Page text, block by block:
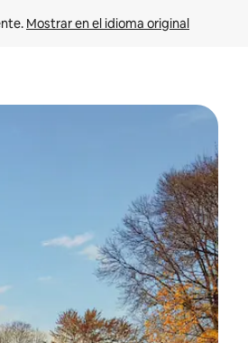
Mostrar en el idioma original